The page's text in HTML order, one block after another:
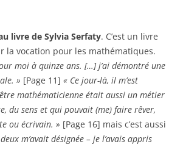
livre de Sylvia Serfaty. C’est un livre
la vocation pour les mathématiques.
moi à quinze ans. […] j’ai démontré une
» [Page 11] « Ce jour-là, il m’est
mathématicienne était aussi un métier
du sens et qui pouvait (me) faire rêver,
ou écrivain. » [Page 16] mais c’est aussi
deux m’avait désignée – je l’avais appris